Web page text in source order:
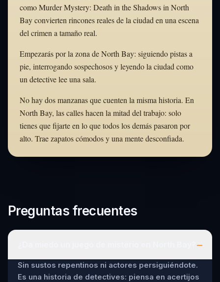
como Murder Mystery: Death in the Shadows in North
Bay convierten rincones reales de la ciudad en una escena
del crimen a tamaño real.
Empezarás por la zona de North Bay: siguiendo pistas a
pie, interrogando sospechosos y leyendo la ciudad como
un detective lee una sala.
No hay dos manzanas que cuenten la misma historia. En
North Bay, las calles hacen la mitad del trabajo: solo
tienes que fijarte en lo que todos los demás pasaron por
alto. Trae zapatos cómodos y una mente desconfiada.
Preguntas frecuentes
–
Sin sustos repentinos ni actores persiguiéndote.
Es una historia de detectives: piensa en acertijos